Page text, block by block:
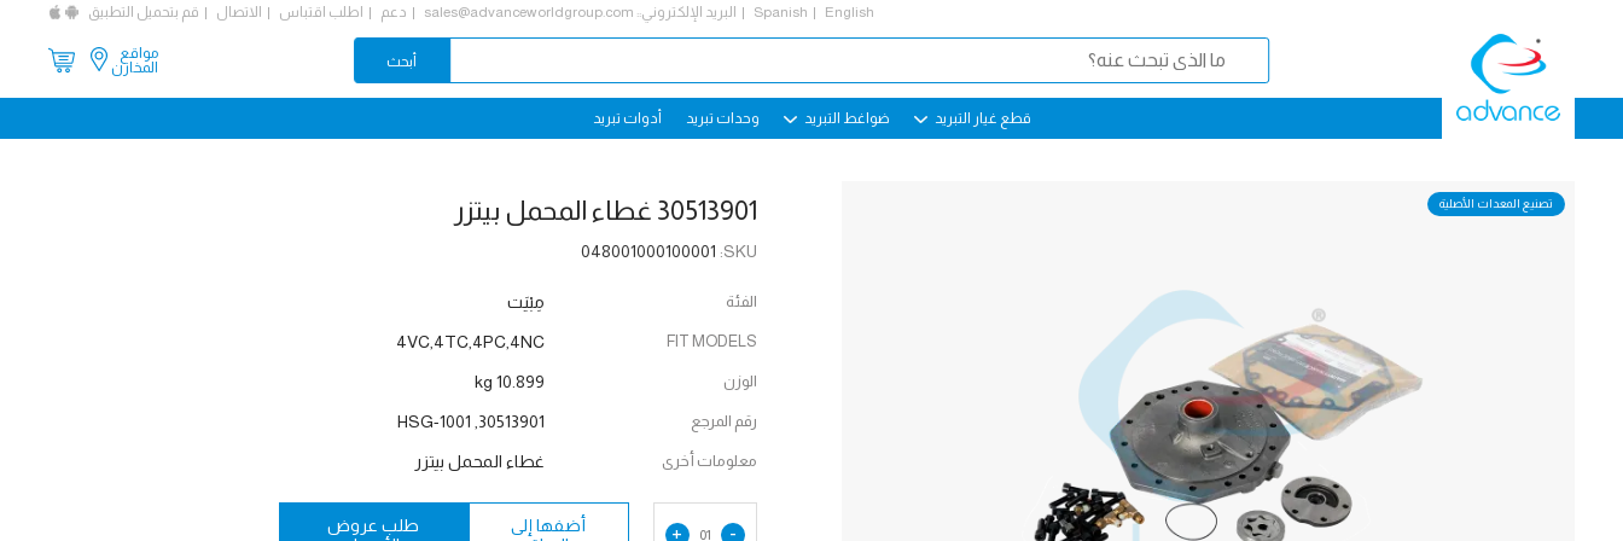
English
Spanish البريد الإلكتروني:: sales@advanceworldgroup.com دعم اطلب اقتباس الاتصال قم بتحميل التطبيق
مواقع
المخازن
قطع غيار التبريد ضواغط التبريد وحدات تبريد أدوات تبريد
تصنيع المعدات الأصلية 30513901 غطاء المحمل بيتزر
SKU:
الفئة مِبْيَت
FIT MODELS
4VC,4TC,4PC,4NC
الوزن 10.899 kg
رقم المرجع 30513901, HSG-1001
معلومات أخرى غطاء المحمل بيتزر
-
01
+
أضفها إلى
طلب عروض